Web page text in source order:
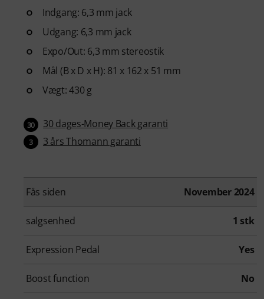
Indgang: 6,3 mm jack
Udgang: 6,3 mm jack
Expo/Out: 6,3 mm stereostik
Mål (B x D x H): 81 x 162 x 51 mm
Vægt: 430 g
30 30 dages-Money Back garanti
3 3 års Thomann garanti
Fås siden November 2024
salgsenhed 1 stk
Expression Pedal Yes
Boost function No